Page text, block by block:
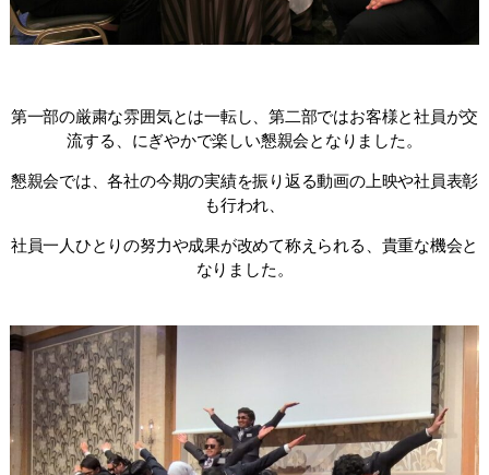
第一部の厳粛な雰囲気とは一転し、第二部ではお客様と社員が交
流する、にぎやかで楽しい懇親会となりました。
懇親会では、各社の今期の実績を振り返る動画の上映や社員表彰
も行われ、
社員一人ひとりの努力や成果が改めて称えられる、貴重な機会と
なりました。